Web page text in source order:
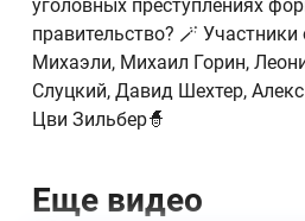
уголовных преступлениях
правительство? 🪄
Михаэли, Михаил Горин,
Слуцкий, Давид Шехтер,
Цви Зильбер🧙
Еще видео